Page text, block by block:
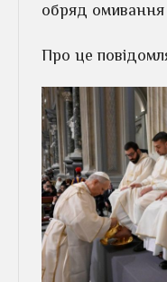
обряд
Про це